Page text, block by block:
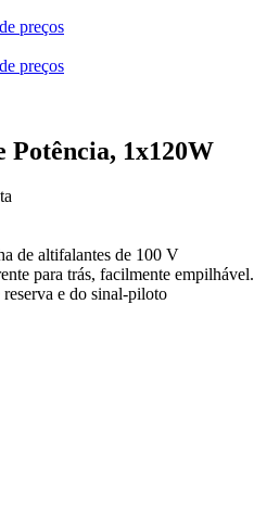
preços
preços
1x120W
de altifalantes de 100 V
para trás, facilmente empilhável.
reserva e do sinal-piloto